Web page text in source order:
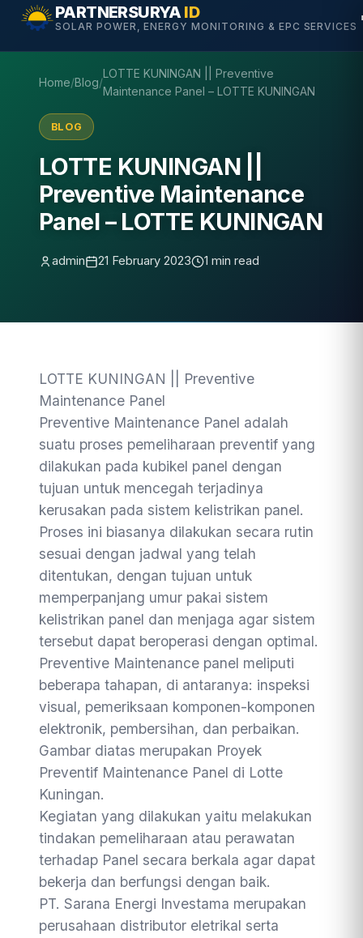
PARTNERSURYAID
SOLAR POWER, ENERGY MONITORING & EPC SERVICES
Skip
content
Home/Blog/
LOTTE KUNINGAN || Preventive
Maintenance Panel – LOTTE KUNINGAN
BLOG
LOTTE KUNINGAN ||
Preventive Maintenance
Panel – LOTTE KUNINGAN
admin 21 February 2023 1 min read
LOTTE KUNINGAN || Preventive
Maintenance Panel
Preventive Maintenance Panel adalah
suatu proses pemeliharaan preventif yang
dilakukan pada kubikel panel dengan
tujuan untuk mencegah terjadinya
kerusakan pada sistem kelistrikan panel.
Proses ini biasanya dilakukan secara rutin
sesuai dengan jadwal yang telah
ditentukan, dengan tujuan untuk
memperpanjang umur pakai sistem
kelistrikan panel dan menjaga agar sistem
tersebut dapat beroperasi dengan optimal.
Preventive Maintenance panel meliputi
beberapa tahapan, di antaranya: inspeksi
visual, pemeriksaan komponen-komponen
elektronik, pembersihan, dan perbaikan.
Gambar diatas merupakan Proyek
Preventif Maintenance Panel di Lotte
Kuningan.
Kegiatan yang dilakukan yaitu melakukan
tindakan pemeliharaan atau perawatan
terhadap Panel secara berkala agar dapat
bekerja dan berfungsi dengan baik.
PT. Sarana Energi Investama merupakan
perusahaan distributor eletrikal serta